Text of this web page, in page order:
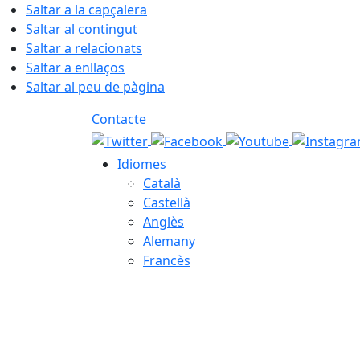
Saltar a la capçalera
Saltar al contingut
Saltar a relacionats
Saltar a enllaços
Saltar al peu de pàgina
Contacte
Idiomes
Català
Castellà
Anglès
Alemany
Francès